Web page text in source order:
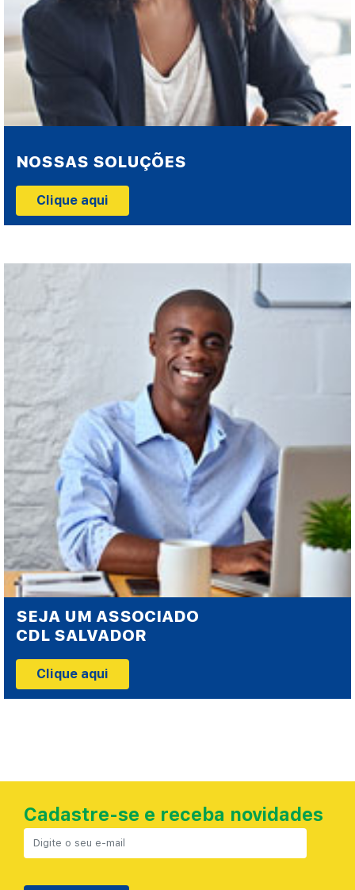
NOSSAS SOLUÇÕES
Clique aqui
SEJA UM ASSOCIADO
CDL SALVADOR
Clique aqui
Cadastre-se e receba novidades